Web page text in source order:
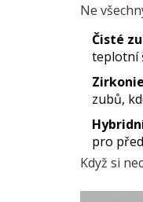
Ne
Čisté
teplotní
Zirkonie
zubů,
pro
Když si